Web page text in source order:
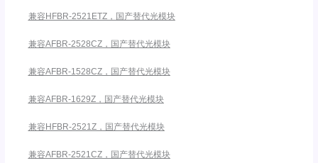
兼容HFBR-2521ETZ，国产替代光模块
兼容AFBR-2528CZ，国产替代光模块
兼容AFBR-1528CZ，国产替代光模块
兼容AFBR-1629Z，国产替代光模块
兼容HFBR-2521Z，国产替代光模块
兼容AFBR-2521CZ，国产替代光模块